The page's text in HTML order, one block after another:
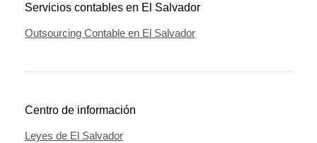
Servicios contables en El Salvador
Outsourcing Contable en El Salvador
Centro de información
Leyes de El Salvador